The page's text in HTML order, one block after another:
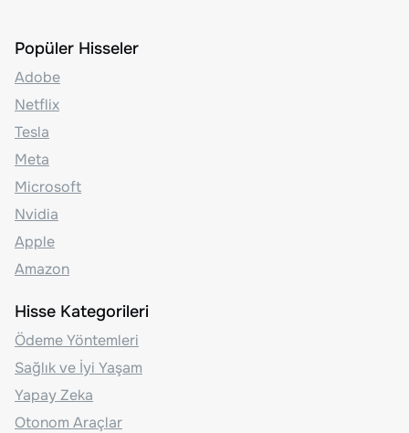
Popüler Hisseler
Adobe
Netflix
Tesla
Meta
Microsoft
Nvidia
Apple
Amazon
Hisse Kategorileri
Ödeme Yöntemleri
Sağlık ve İyi Yaşam
Yapay Zeka
Otonom Araçlar